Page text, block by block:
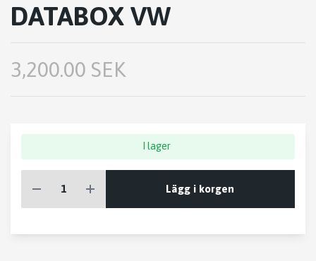
DATABOX VW
3,200.00 SEK
I lager
Lägg i korgen